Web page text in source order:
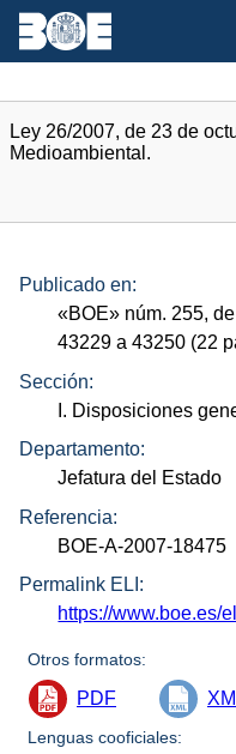
Ley 26/2007, de 23 de
Medioambiental.
Publicado en:
«BOE» núm. 255,
43229 a 43250 (22
Sección:
I. Disposiciones
Departamento:
Jefatura del Estado
Referencia:
BOE-A-2007-18475
Permalink ELI:
https://www.boe.es/
Otros formatos:
PDF
Lenguas cooficiales: